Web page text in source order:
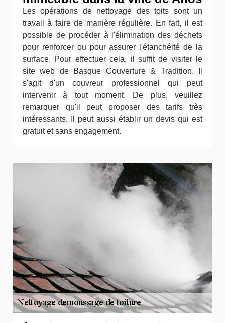
Les opérations de nettoyage des toits sont un
travail à faire de manière régulière. En fait, il est
possible de procéder à l'élimination des déchets
pour renforcer ou pour assurer l'étanchéité de la
surface. Pour effectuer cela, il suffit de visiter le
site web de Basque Couverture & Tradition. Il
s'agit d'un couvreur professionnel qui peut
intervenir à tout moment. De plus, veuillez
remarquer qu'il peut proposer des tarifs très
intéressants. Il peut aussi établir un devis qui est
gratuit et sans engagement.